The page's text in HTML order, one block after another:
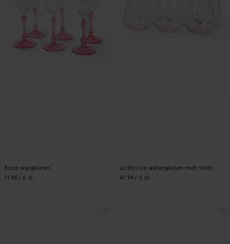
Roze wijnglazen
71.94 / 6 st.
Lichtroze waterglazen met reliëf
47.94 / 6 st.